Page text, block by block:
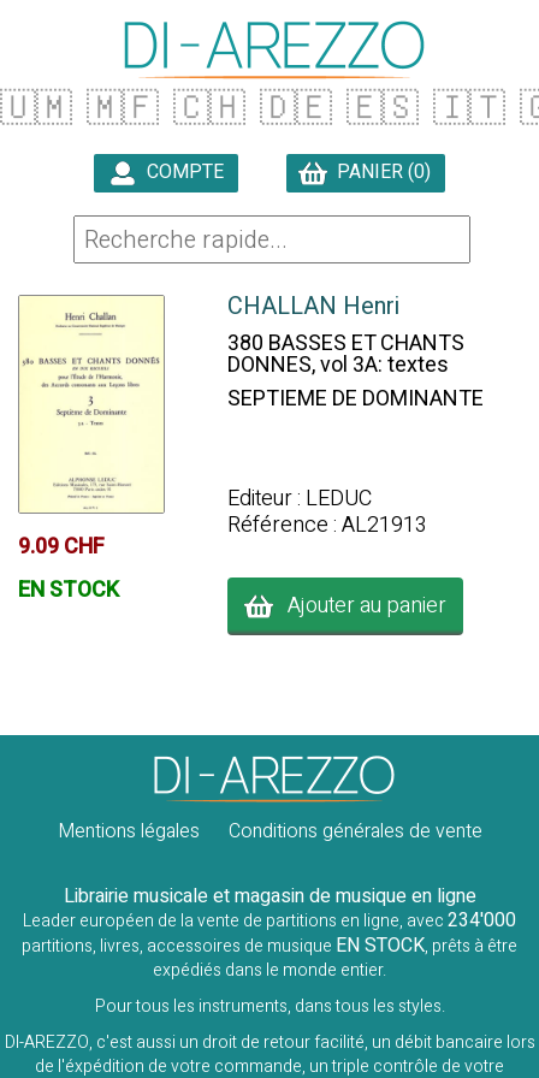
🇺🇲 🇲🇫 🇨🇭 🇩🇪 🇪🇸 🇮🇹
COMPTE PANIER (0)
9.09 CHF
EN STOCK
CHALLAN Henri
380 BASSES ET CHANTS
DONNES, vol 3A: textes
SEPTIEME DE DOMINANTE
Editeur : LEDUC
Référence : AL21913
Ajouter au panier
Mentions légales Conditions générales de vente
Librairie musicale et magasin de musique en ligne
Leader européen de la vente de partitions en ligne, avec234'000
partitions, livres, accessoires de musique EN STOCK, prêts à être
expédiés dans le monde entier.
Pour tous les instruments, dans tous les styles.
DI-AREZZO, c'est aussi un droit de retour facilité, un débit bancaire lors
de l'éxpédition de votre commande, un triple contrôle de votre